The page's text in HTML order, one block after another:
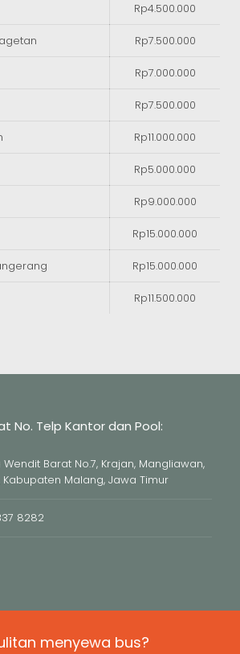
Rp4.500.000
Rp7.500.000
Rp7.000.000
Rp7.500.000
Rp11.000.000
Rp5.000.000
Rp9.000.000
Rp15.000.000
Rp15.000.000
Rp11.500.000
No. Telp Kantor dan Pool:
Wendit Barat No.7, Krajan, Mangliawan,
Kabupaten Malang, Jawa Timur
8282
menyewa bus?